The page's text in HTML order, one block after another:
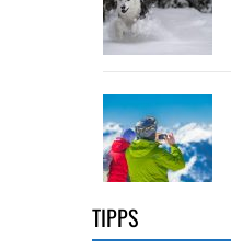
TIPPS